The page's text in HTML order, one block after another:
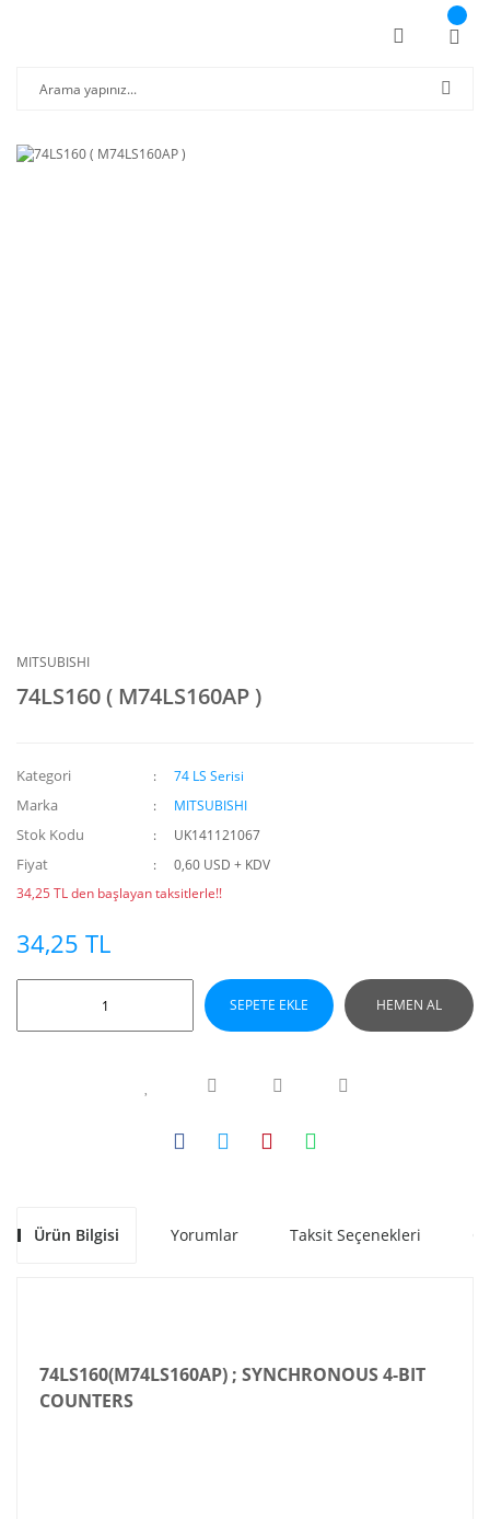
MITSUBISHI
74LS160 ( M74LS160AP )
Kategori 74 LS Serisi
Marka MITSUBISHI
Stok Kodu UK141121067
Fiyat
0,60 USD + KDV
34,25 TL den başlayan taksitlerle!!
34,25 TL
SEPETE EKLE HEMEN AL
Ürün Bilgisi Yorumlar Taksit Seçenekleri
74LS160(M74LS160AP) ; SYNCHRONOUS 4-BIT
COUNTERS